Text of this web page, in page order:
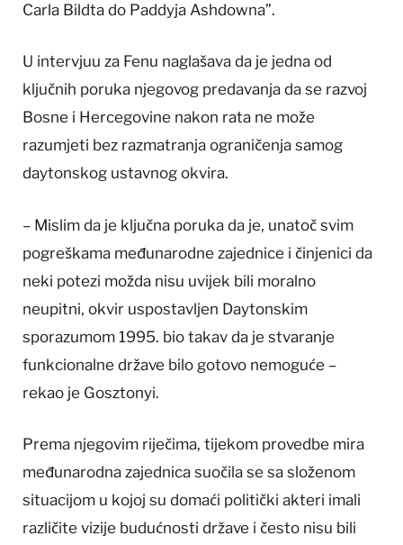
Carla Bildta do Paddyja Ashdowna”.
U intervjuu za Fenu naglašava da je jedna od
ključnih poruka njegovog predavanja da se razvoj
Bosne i Hercegovine nakon rata ne može
razumjeti bez razmatranja ograničenja samog
daytonskog ustavnog okvira.
– Mislim da je ključna poruka da je, unatoč svim
pogreškama međunarodne zajednice i činjenici da
neki potezi možda nisu uvijek bili moralno
neupitni, okvir uspostavljen Daytonskim
sporazumom 1995. bio takav da je stvaranje
funkcionalne države bilo gotovo nemoguće –
rekao je Gosztonyi.
Prema njegovim riječima, tijekom provedbe mira
međunarodna zajednica suočila se sa složenom
situacijom u kojoj su domaći politički akteri imali
različite vizije budućnosti države i često nisu bili